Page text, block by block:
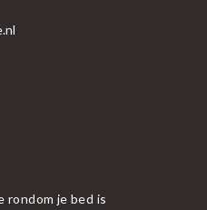
rondom je bed is